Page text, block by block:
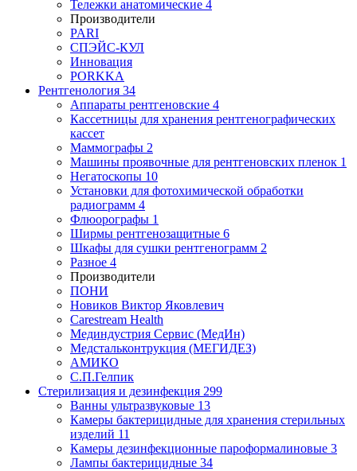
Тележки анатомические 4
Производители
PARI
СПЭЙС-КУЛ
Инновация
PORKKA
Рентгенология 34
Аппараты рентгеновские 4
Кассетницы для хранения рентгенографических
кассет
Маммографы 2
Машины проявочные для рентгеновских пленок 1
Негатоскопы 10
Установки для фотохимической обработки
радиограмм 4
Флюорографы 1
Ширмы рентгенозащитные 6
Шкафы для сушки рентгенограмм 2
Разное 4
Производители
ПОНИ
Новиков Виктор Яковлевич
Carestream Health
Мединдустрия Сервис (МедИн)
Медстальконтрукция (МЕГИДЕЗ)
АМИКО
С.П.Гелпик
Стерилизация и дезинфекция 299
Ванны ультразвуковые 13
Камеры бактерицидные для хранения стерильных
изделий 11
Камеры дезинфекционные пароформалиновые 3
Лампы бактерицидные 34